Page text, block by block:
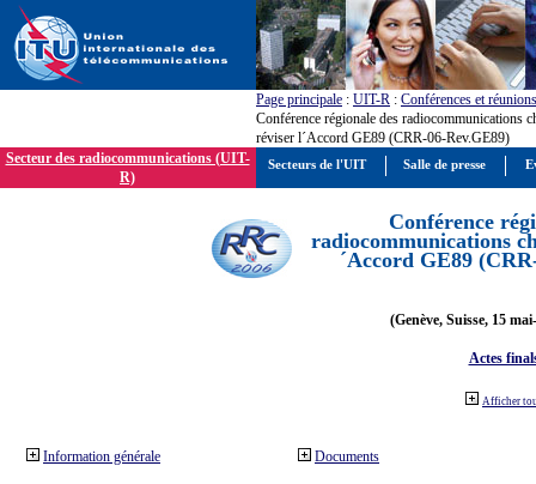
Page principale : UIT-R : Conférences et réunions
Conférence régionale des radiocommunications
réviser l´Accord GE89 (CRR-06-Rev.GE89)
Secteur des radiocommunications (UIT-
R)
Conférence
radiocommunications
´Accord GE89
(Genève, Suisse, 15
Actes
Afficher
Information générale Documents
Secteurs de l'UIT Salle de presse